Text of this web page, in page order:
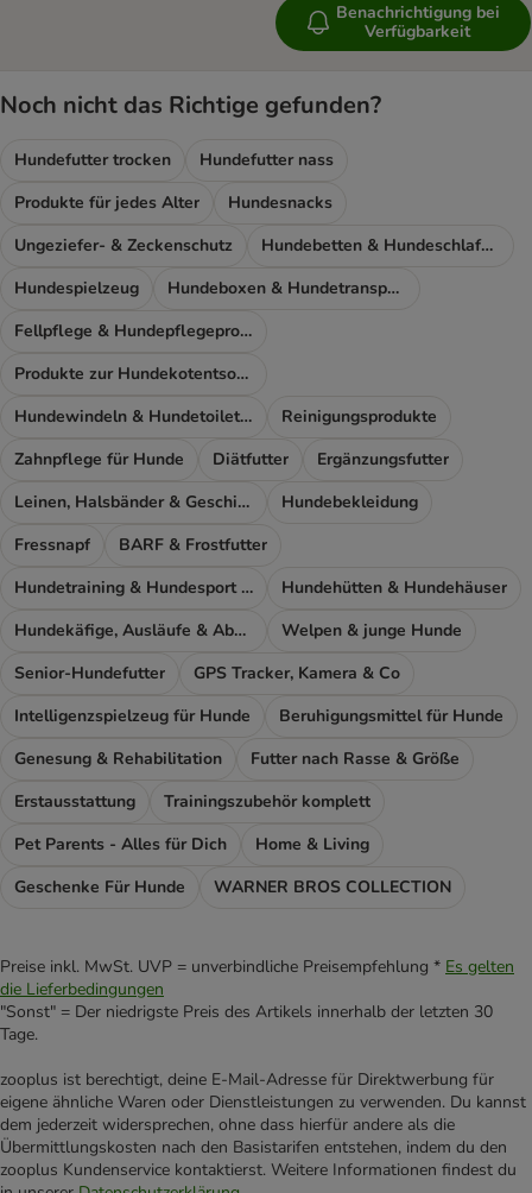
Benachrichtigung bei
Verfügbarkeit
Noch nicht das Richtige gefunden?
Hundefutter trocken
Hundefutter nass
Produkte für jedes Alter
Hundesnacks
Ungeziefer- & Zeckenschutz
Hundebetten & Hundeschlafplatz
Hundespielzeug
Hundeboxen & Hundetransport
Fellpflege & Hundepflegeprodukte
Produkte zur Hundekotentsorgung
Hundewindeln & Hundetoiletten
Reinigungsprodukte
Zahnpflege für Hunde
Diätfutter
Ergänzungsfutter
Leinen, Halsbänder & Geschirre
Hundebekleidung
Fressnapf
BARF & Frostfutter
Hundetraining & Hundesport Zubehör
Hundehütten & Hundehäuser
Hundekäfige, Ausläufe & Absperrgitter
Welpen & junge Hunde
Senior-Hundefutter
GPS Tracker, Kamera & Co
Intelligenzspielzeug für Hunde
Beruhigungsmittel für Hunde
Genesung & Rehabilitation
Futter nach Rasse & Größe
Erstausstattung
Trainingszubehör komplett
Pet Parents - Alles für Dich
Home & Living
Geschenke Für Hunde
WARNER BROS COLLECTION
Preise inkl. MwSt. UVP = unverbindliche Preisempfehlung * Es gelten
die Lieferbedingungen
"Sonst" = Der niedrigste Preis des Artikels innerhalb der letzten 30
Tage.
zooplus ist berechtigt, deine E-Mail-Adresse für Direktwerbung für
eigene ähnliche Waren oder Dienstleistungen zu verwenden. Du kannst
dem jederzeit widersprechen, ohne dass hierfür andere als die
Übermittlungskosten nach den Basistarifen entstehen, indem du den
zooplus Kundenservice kontaktierst. Weitere Informationen findest du